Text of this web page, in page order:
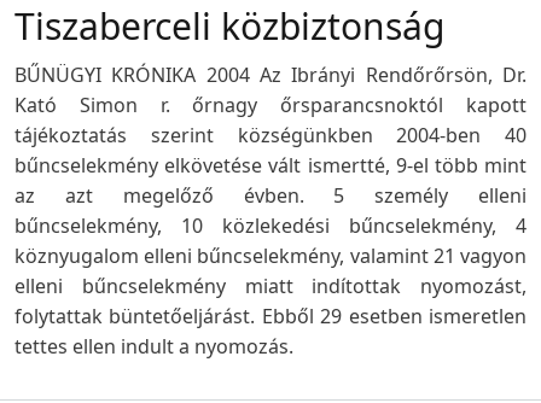
Tiszaberceli közbiztonság
BŰNÜGYI KRÓNIKA 2004 Az Ibrányi Rendőrőrsön, Dr.
Kató Simon r. őrnagy őrsparancsnoktól kapott
tájékoztatás szerint községünkben 2004-ben 40
bűncselekmény elkövetése vált ismertté, 9-el több mint
az azt megelőző évben. 5 személy elleni
bűncselekmény, 10 közlekedési bűncselekmény, 4
köznyugalom elleni bűncselekmény, valamint 21 vagyon
elleni bűncselekmény miatt indítottak nyomozást,
folytattak büntetőeljárást. Ebből 29 esetben ismeretlen
tettes ellen indult a nyomozás.